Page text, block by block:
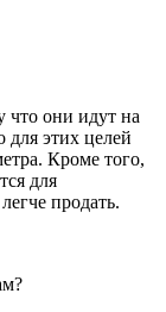
они идут на
этих целей
Кроме того,
для
продать.